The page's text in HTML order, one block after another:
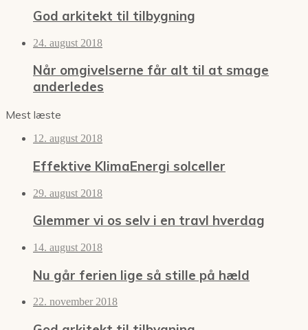
God arkitekt til tilbygning
24. august 2018
Når omgivelserne får alt til at smage
anderledes
Mest læste
12. august 2018
Effektive KlimaEnergi solceller
29. august 2018
Glemmer vi os selv i en travl hverdag
14. august 2018
Nu går ferien lige så stille på hæld
22. november 2018